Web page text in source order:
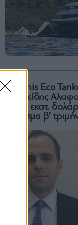
Okeanis Eco
Αριστείδης
318,6 εκατ.
Μέρισμα β’